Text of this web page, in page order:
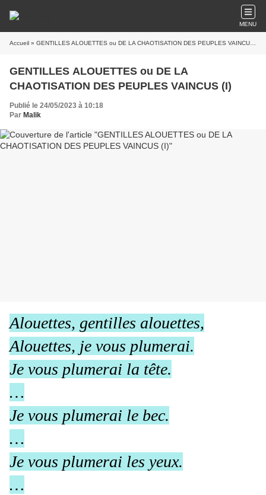
MENU
Accueil » GENTILLES ALOUETTES ou DE LA CHAOTISATION DES PEUPLES VAINCUS (I)
GENTILLES ALOUETTES ou DE LA
CHAOTISATION DES PEUPLES VAINCUS (I)
Publié le 24/05/2023 à 10:18
Par Malik
Alouettes, gentilles alouettes,
Alouettes, je vous plumerai.
Je vous plumerai la tête.
…
Je vous plumerai le bec.
…
Je vous plumerai les yeux.
…